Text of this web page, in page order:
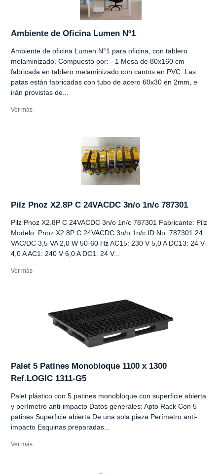
Ambiente de Oficina Lumen Nº1
Ambiente de oficina Lumen N°1 para oficina, con tablero
melaminizado. Compuesto por: - 1 Mesa de 80x160 cm
fabricada en tablero melaminizado con cantos en PVC. Las
patas están fabricadas con tubo de acero 60x30 en 2mm, e
irán provistas de...
Ver más
Pilz Pnoz X2.8P C 24VACDC 3n/o 1n/c 787301
Pilz Pnoz X2.8P C 24VACDC 3n/o 1n/c 787301 Fabricante: Pilz
Modelo: Pnoz X2.8P C 24VACDC 3n/o 1n/c ID No. 787301 24
VAC/DC 3,5 VA 2,0 W 50-60 Hz AC15: 230 V 5,0 A DC13: 24 V
4,0 A AC1: 240 V 6,0 A DC1: 24 V...
Ver más
Palet 5 Patines Monobloque 1100 x 1300
Ref.LOGIC 1311-G5
Palet plástico con 5 patines monobloque con superficie abierta
y perímetro anti-impacto Datos generales: Apto Rack Con 5
patines Superficie abierta De una sola pieza Perímetro anti-
impacto Esquinas preparadas...
Ver más